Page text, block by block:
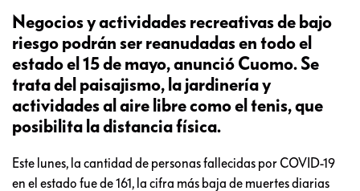
Negocios y actividades recreativas de bajo
riesgo podrán ser reanudadas en todo el
estado el 15 de mayo, anunció Cuomo. Se
trata del paisajismo, la jardinería y
actividades al aire libre como el tenis, que
posibilita la distancia física.
Este lunes, la cantidad de personas fallecidas por COVID-19
en el estado fue de 161, la cifra más baja de muertes diarias